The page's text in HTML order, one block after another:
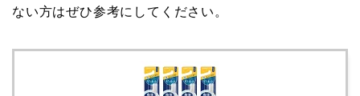
ない方はぜひ参考にしてください。